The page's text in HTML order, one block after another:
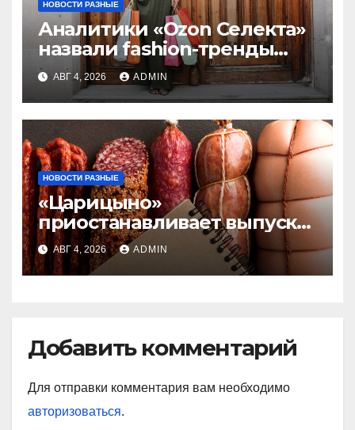
НОВОСТИ РАЗНЫЕ
Аналитики «Ozon Селекта»
назвали fashion-тренды
2026 года
АВГ 4, 2026 ADMIN
НОВОСТИ РАЗНЫЕ
«Царицыно»
приостанавливает выпуск
продукции
АВГ 4, 2026 ADMIN
Добавить комментарий
Для отправки комментария вам необходимо
авторизоваться.